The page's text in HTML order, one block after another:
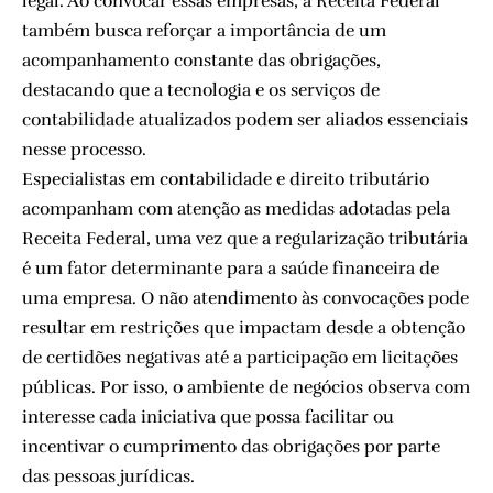
também busca reforçar a importância de um
acompanhamento constante das obrigações,
destacando que a tecnologia e os serviços de
contabilidade atualizados podem ser aliados essenciais
nesse processo.
Especialistas em contabilidade e direito tributário
acompanham com atenção as medidas adotadas pela
Receita Federal, uma vez que a regularização tributária
é um fator determinante para a saúde financeira de
uma empresa. O não atendimento às convocações pode
resultar em restrições que impactam desde a obtenção
de certidões negativas até a participação em licitações
públicas. Por isso, o ambiente de negócios observa com
interesse cada iniciativa que possa facilitar ou
incentivar o cumprimento das obrigações por parte
das pessoas jurídicas.